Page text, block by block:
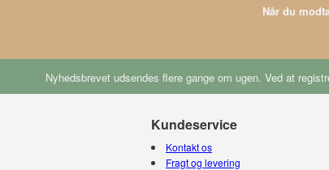
Når du
Nyhedsbrevet udsendes flere gange om ugen. Ved at
Kundeservice
Kontakt os
Fragt og levering